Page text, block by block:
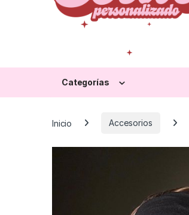
Categorías
Inicio Accesorios